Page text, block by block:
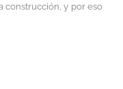
construcción, y por eso